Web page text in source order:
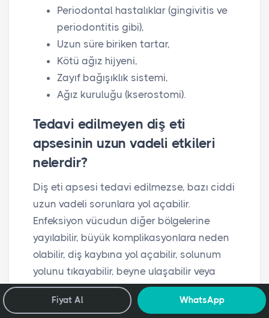
Fiyat Al WhatsApp
Periodontal hastalıklar (gingivitis ve
periodontitis gibi),
Uzun süre biriken tartar,
Kötü ağız hijyeni,
Zayıf bağışıklık sistemi,
Ağız kuruluğu (kserostomi).
Tedavi edilmeyen diş eti
apsesinin uzun vadeli etkileri
nelerdir?
Diş eti apsesi tedavi edilmezse, bazı ciddi
uzun vadeli sorunlara yol açabilir.
Enfeksiyon vücudun diğer bölgelerine
yayılabilir, büyük komplikasyonlara neden
olabilir, diş kaybına yol açabilir, solunum
yolunu tıkayabilir, beyne ulaşabilir veya
hatta hayati tehlike oluşturabilir. Ayrıca,
apsenin geri gelme ihtimali her zaman